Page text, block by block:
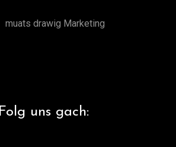
muats drawig Marketing
Folg uns gach: